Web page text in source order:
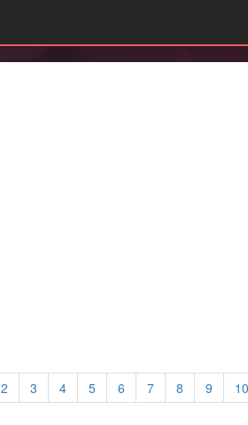
2 3 4 5 6 7 8 9 10